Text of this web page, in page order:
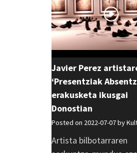
Javier Perez
‘Presentziak
erakusketa ikusgai
Donostian
Posted on 2022-07-07 by
Artista bilbotarraren